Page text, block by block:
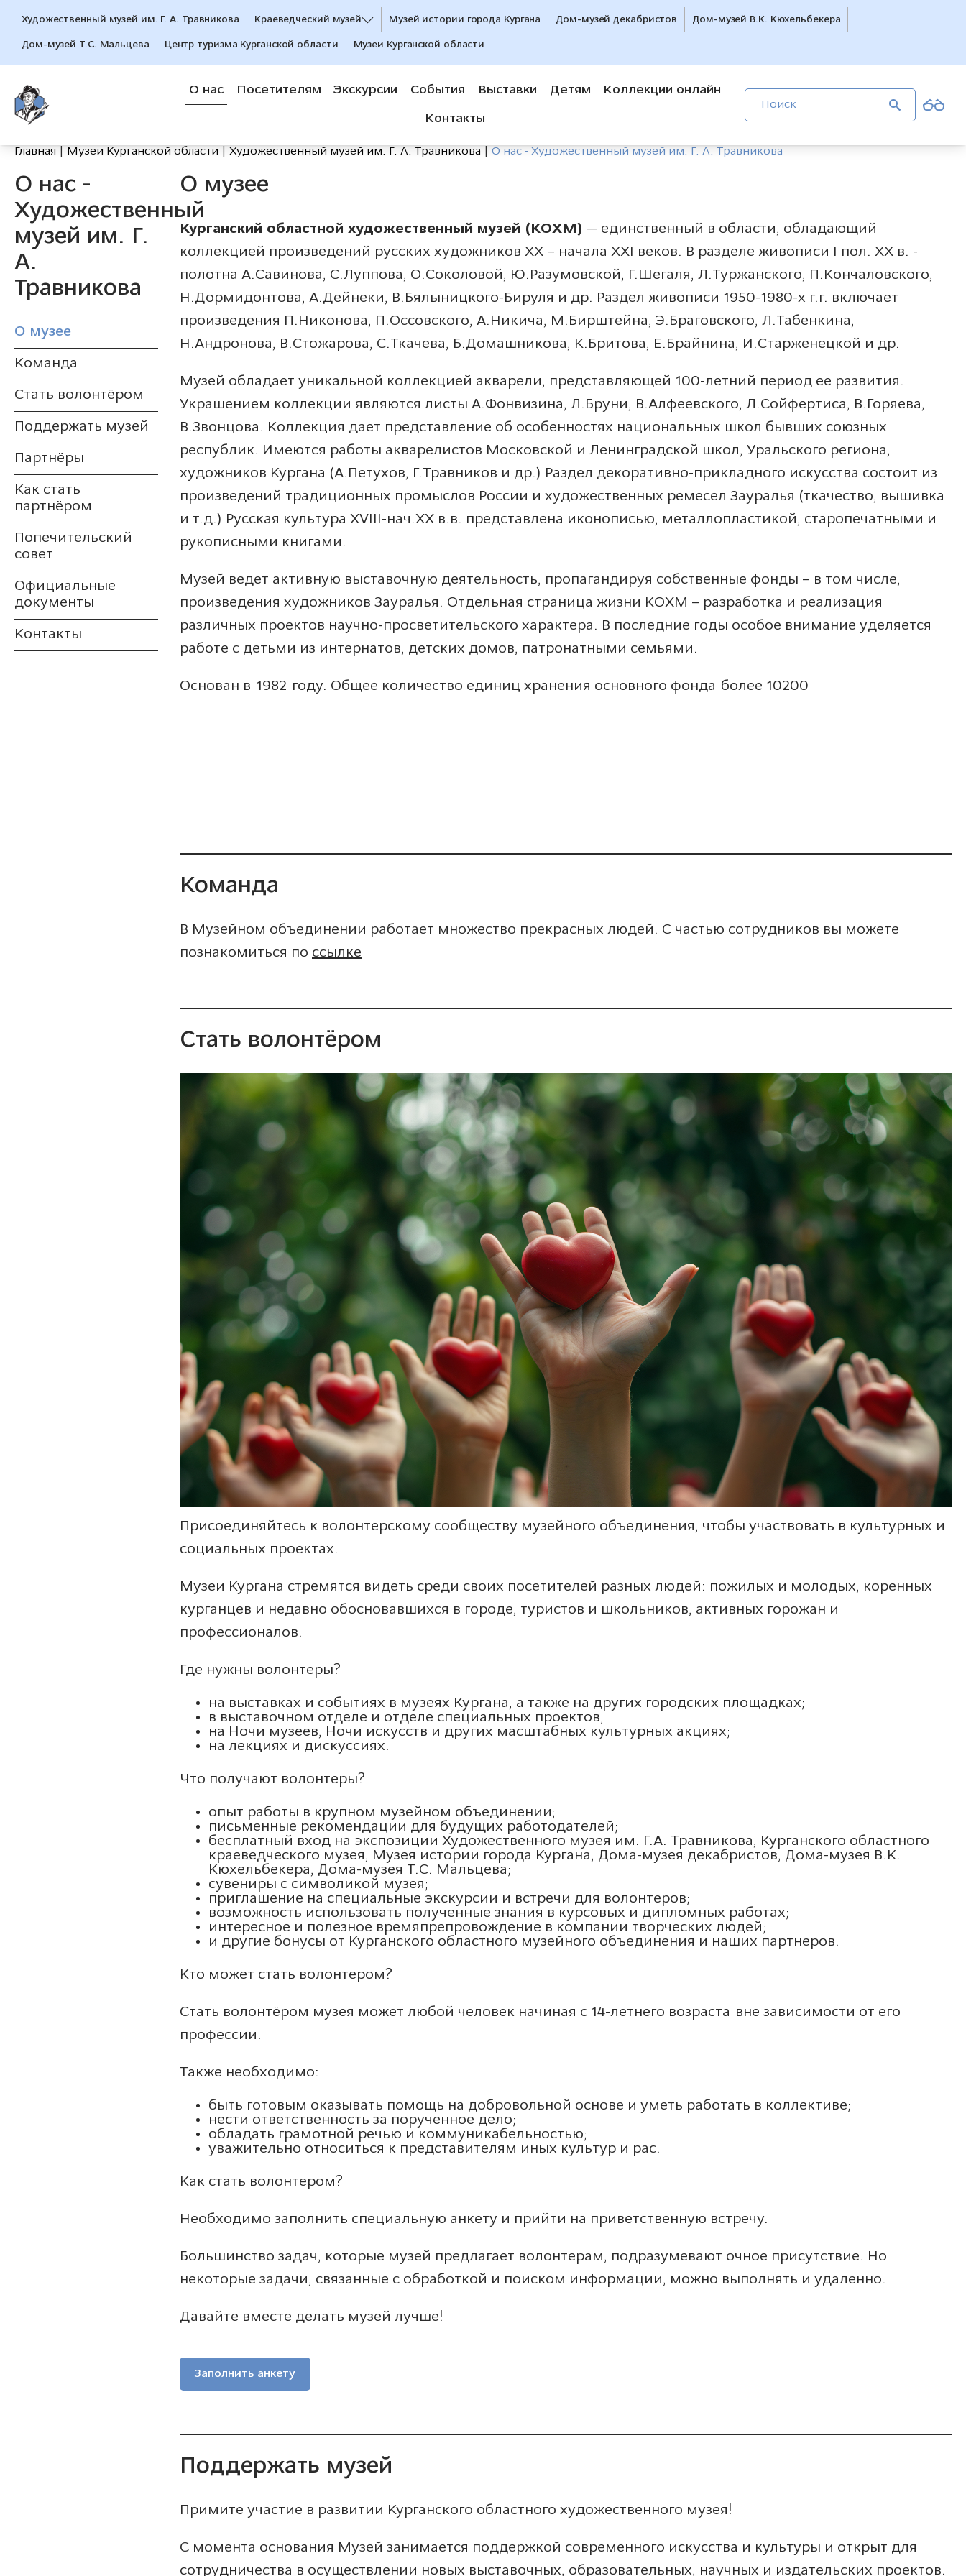
Художественный музей им. Г. А. Травникова Краеведческий музей Музей истории города Кургана Дом-музей декабристов Дом-музей В.К. Кюхельбекера
Дом-музей Т.С. Мальцева Центр туризма Курганской области Музеи Курганской области
О нас Посетителям Экскурсии События Выставки Детям Коллекции онлайн
Контакты
Главная Музеи Курганской области Художественный музей им. Г. А. Травникова О нас - Художественный музей им. Г. А. Травникова
О нас -
Художественный
музей им. Г.
А.
Травникова
О музее
Команда
Стать волонтёром
Поддержать музей
Партнёры
Как стать
партнёром
Попечительский
совет
Официальные
документы
Контакты
О музее
Курганский областной художественный музей (КОХМ) — единственный в области, обладающий
коллекцией произведений русских художников ХХ – начала XXI веков. В разделе живописи I пол. ХХ в. -
полотна А.Савинова, С.Луппова, О.Соколовой, Ю.Разумовской, Г.Шегаля, Л.Туржанского, П.Кончаловского,
Н.Дормидонтова, А.Дейнеки, В.Бялыницкого-Бируля и др. Раздел живописи 1950-1980-х г.г. включает
произведения П.Никонова, П.Оссовского, А.Никича, М.Бирштейна, Э.Браговского, Л.Табенкина,
Н.Андронова, В.Стожарова, С.Ткачева, Б.Домашникова, К.Бритова, Е.Брайнина, И.Старженецкой и др.
Музей обладает уникальной коллекцией акварели, представляющей 100-летний период ее развития.
Украшением коллекции являются листы А.Фонвизина, Л.Бруни, В.Алфеевского, Л.Сойфертиса, В.Горяева,
В.Звонцова. Коллекция дает представление об особенностях национальных школ бывших союзных
республик. Имеются работы акварелистов Московской и Ленинградской школ, Уральского региона,
художников Кургана (А.Петухов, Г.Травников и др.) Раздел декоративно-прикладного искусства состоит из
произведений традиционных промыслов России и художественных ремесел Зауралья (ткачество, вышивка
и т.д.) Русская культура XVIII-нач.ХХ в.в. представлена иконописью, металлопластикой, старопечатными и
рукописными книгами.
Музей ведет активную выставочную деятельность, пропагандируя собственные фонды – в том числе,
произведения художников Зауралья. Отдельная страница жизни КОХМ – разработка и реализация
различных проектов научно-просветительского характера. В последние годы особое внимание уделяется
работе с детьми из интернатов, детских домов, патронатными семьями.
Основан в 1982 году. Общее количество единиц хранения основного фонда более 10200
Команда
В Музейном объединении работает множество прекрасных людей. С частью сотрудников вы можете
познакомиться по ссылке
Стать волонтёром
Присоединяйтесь к волонтерскому сообществу музейного объединения, чтобы участвовать в культурных и
социальных проектах.
Музеи Кургана стремятся видеть среди своих посетителей разных людей: пожилых и молодых, коренных
курганцев и недавно обосновавшихся в городе, туристов и школьников, активных горожан и
профессионалов.
Где нужны волонтеры?
на выставках и событиях в музеях Кургана, а также на других городских площадках;
в выставочном отделе и отделе специальных проектов;
на Ночи музеев, Ночи искусств и других масштабных культурных акциях;
на лекциях и дискуссиях.
Что получают волонтеры?
опыт работы в крупном музейном объединении;
письменные рекомендации для будущих работодателей;
бесплатный вход на экспозиции Художественного музея им. Г.А. Травникова, Курганского областного
краеведческого музея, Музея истории города Кургана, Дома-музея декабристов, Дома-музея В.К.
Кюхельбекера, Дома-музея Т.С. Мальцева;
сувениры с символикой музея;
приглашение на специальные экскурсии и встречи для волонтеров;
возможность использовать полученные знания в курсовых и дипломных работах;
интересное и полезное времяпрепровождение в компании творческих людей;
и другие бонусы от Курганского областного музейного объединения и наших партнеров.
Кто может стать волонтером?
Стать волонтёром музея может любой человек начиная с 14-летнего возраста вне зависимости от его
профессии.
Также необходимо:
быть готовым оказывать помощь на добровольной основе и уметь работать в коллективе;
нести ответственность за порученное дело;
обладать грамотной речью и коммуникабельностью;
уважительно относиться к представителям иных культур и рас.
Как стать волонтером?
Необходимо заполнить специальную анкету и прийти на приветственную встречу.
Большинство задач, которые музей предлагает волонтерам, подразумевают очное присутствие. Но
некоторые задачи, связанные с обработкой и поиском информации, можно выполнять и удаленно.
Давайте вместе делать музей лучше!
Заполнить анкету
Поддержать музей
Примите участие в развитии Курганского областного художественного музея!
С момента основания Музей занимается поддержкой современного искусства и культуры и открыт для
сотрудничества в осуществлении новых выставочных, образовательных, научных и издательских проектов.